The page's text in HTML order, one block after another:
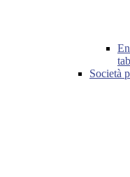
Società